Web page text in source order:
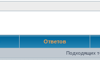
Ответов
Подходящих